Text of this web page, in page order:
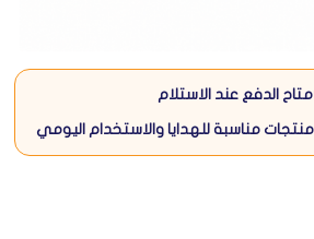
متاح الدفع عند الاستلام
منتجات مناسبة للهدايا والاستخدام اليومي